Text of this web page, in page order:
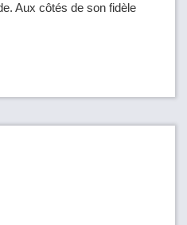
Aux côtés de son fidèle